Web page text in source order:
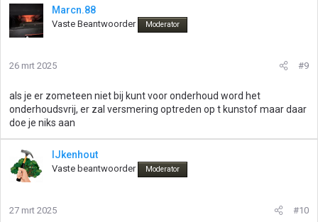
Marcn.88
Vaste Beantwoorder Moderator
26 mrt 2025 #9
als je er zometeen niet bij kunt voor onderhoud word het
onderhoudsvrij, er zal versmering optreden op t kunstof maar daar
doe je niks aan
IJkenhout
Vaste beantwoorder Moderator
27 mrt 2025 #10